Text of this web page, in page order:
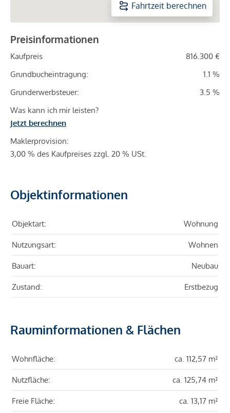
Fahrtzeit berechnen
Preisinformationen
Kaufpreis
816.300 €
Grundbucheintragung:
1.1 %
Grunderwerbsteuer:
3.5 %
Was kann ich mir leisten?
Jetzt berechnen
Maklerprovision:
3,00 % des Kaufpreises zzgl. 20 % USt.
Objektinformationen
Objektart: Wohnung
Nutzungsart: Wohnen
Bauart: Neubau
Zustand: Erstbezug
Rauminformationen & Flächen
Wohnfläche: ca. 112,57 m²
Nutzfläche: ca. 125,74 m²
Freie Fläche: ca. 13,17 m²